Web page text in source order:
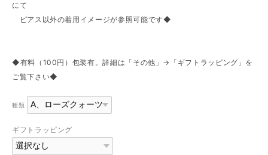
にて
ピアス以外の着用イメージが参照可能です◆
◆有料（100円）包装有。詳細は「その他」→「ギフトラッピング」を
ご覧下さい◆
種類
ギフトラッピング